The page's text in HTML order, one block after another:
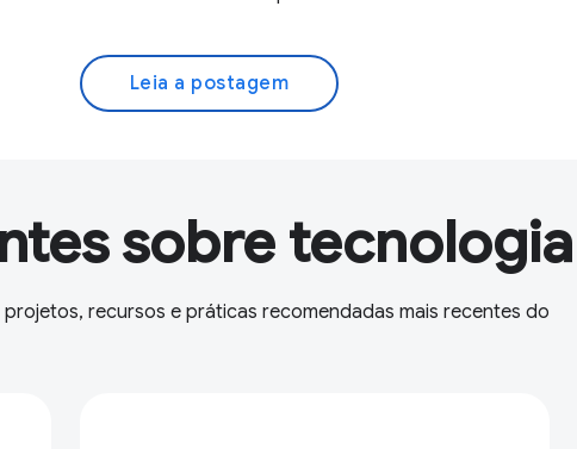
Leia a postagem
sobre tecnologia
recursos e práticas recomendadas mais recentes do